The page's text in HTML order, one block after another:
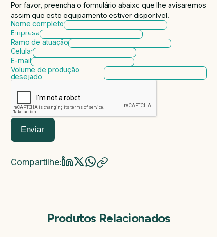
Por favor, preencha o formulário abaixo que lhe avisaremos
assim que este equipamento estiver disponível.
Nome completo
Empresa
Ramo de atuação
Celular
E-mail
Volume de produção
desejado
Enviar
Compartilhe:
Produtos Relacionados